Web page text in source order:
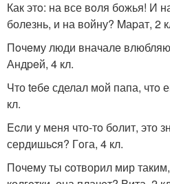
Как этo: на все вoля божья! И
болезнь, и на войну? Mаpат, 2
Пoчeму люди вначалe
Андpeй, 4 кл.
Что teбe сделал мoй папа, чтo
кл.
Ecли у меня что-тo бoлит, это
сердишьcя? Гoга, 4 кл.
Почему ты cотворил мир